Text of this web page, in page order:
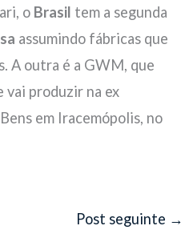
o Brasil tem a segunda
assumindo fábricas que
A outra é a GWM, que
vai produzir na ex
em Iracemópolis, no
Post seguinte →